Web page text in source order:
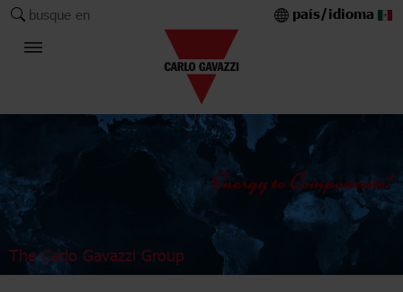
busque en país/idioma
The Carlo Gavazzi Group